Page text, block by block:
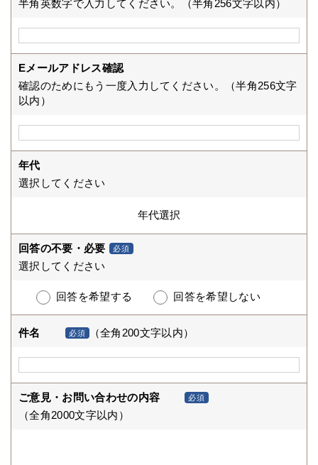
半角英数字で入力してください。（半角256文字以内）
Eメールアドレス確認
確認のためにもう一度入力してください。（半角256文字
以内）
年代
選択してください
回答の不要・必要 必須
選択してください
回答を希望する 回答を希望しない
件名 必須 （全角200文字以内）
ご意見・お問い合わせの内容 必須
（全角2000文字以内）